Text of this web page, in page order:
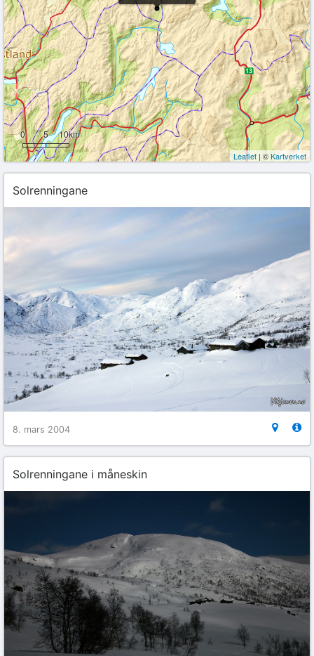
5
0 10km
Leaflet | ©Kartverket
Solrenningane
8. mars 2004
Solrenningane i måneskin